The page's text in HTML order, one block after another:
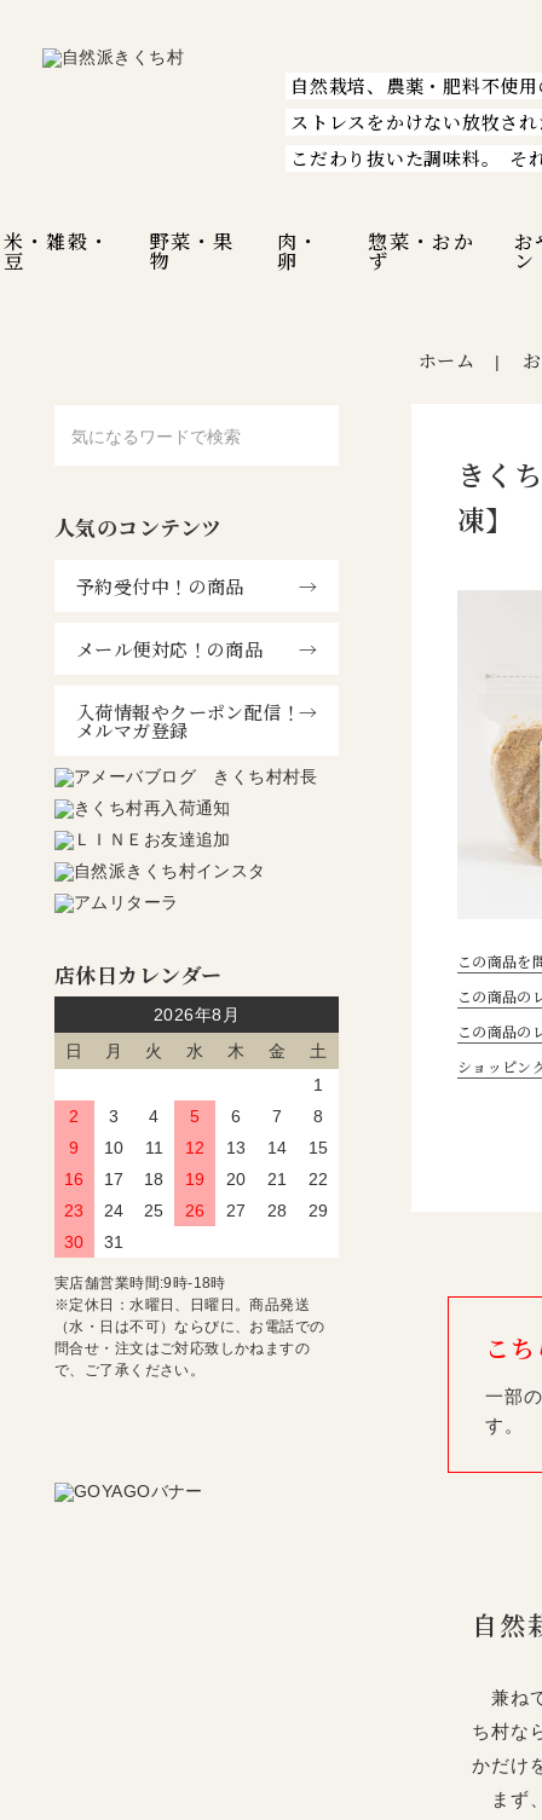
自然栽培、農薬・肥料不使
ストレスをかけない放牧さ
こだわり抜いた調味料。
そ
米・雑穀・
豆
野菜・果
物
肉・
卵
惣菜・おか
ず
お
ン
ホーム |
きく
凍】
この商品を
この商品の
この商品の
ショッピン
こ
一部
す。
自然
兼ね
ち村な
かだけ
まず
人気のコンテンツ
予約受付中！の商品
メール便対応！の商品
入荷情報やクーポン配信！
メルマガ登録
店休日カレンダー
2026年8月
日
月 火 水 木 金
土
1
2
3 4 5 6 7
8
9
10 11 12 13 14
15
16
17 18 19 20 21
22
23
24 25 26 27 28
29
30
31
実店舗営業時間:9時-18時
※定休日：水曜日、日曜日。商品発送
（水・日は不可）ならびに、お電話での
問合せ・注文はご対応致しかねますの
で、ご了承ください。